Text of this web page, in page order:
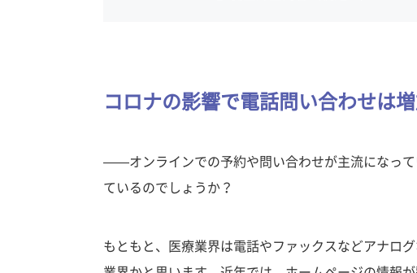
コロナの影響で電話問い合わせは増
——オンラインでの予約や問い合わせが主流になっ
ているのでしょうか？
もともと、医療業界は電話やファックスなどアナロ